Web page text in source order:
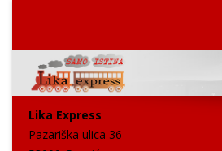
Lika Express
Pazariška ulica 36